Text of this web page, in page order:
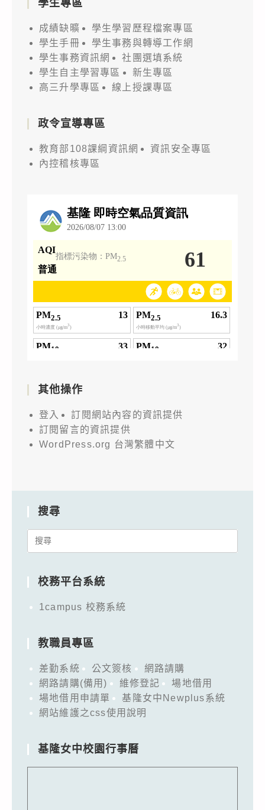
學生專區
成績缺曠
學生學習歷程檔案專區
學生手冊
學生事務與轉導工作網
學生事務資訊網
社團選填系統
學生自主學習專區
新生專區
高三升學專區
線上授課專區
政令宣導專區
教育部108課綱資訊網
資訊安全專區
內控稽核專區
其他操作
登入
訂閱網站內容的資訊提供
訂閱留言的資訊提供
WordPress.org 台灣繁體中文
搜尋
Search
校務平台系統
1campus 校務系統
教職員專區
差勤系統 公文簽核
網路請購
網路請購(備用)
維修登記
場地借用
場地借用申請單
基隆女中Newplus系統
網站維護之css使用說明
基隆女中校園行事曆